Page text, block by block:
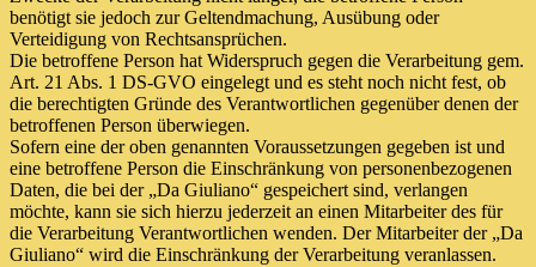
benötigt sie jedoch zur Geltendmachung, Ausübung oder
Verteidigung von Rechtsansprüchen.
Die betroffene Person hat Widerspruch gegen die Verarbeitung gem.
Art. 21 Abs. 1 DS-GVO eingelegt und es steht noch nicht fest, ob
die berechtigten Gründe des Verantwortlichen gegenüber denen der
betroffenen Person überwiegen.
Sofern eine der oben genannten Voraussetzungen gegeben ist und
eine betroffene Person die Einschränkung von personenbezogenen
Daten, die bei der „Da Giuliano“ gespeichert sind, verlangen
möchte, kann sie sich hierzu jederzeit an einen Mitarbeiter des für
die Verarbeitung Verantwortlichen wenden. Der Mitarbeiter der „Da
Giuliano“ wird die Einschränkung der Verarbeitung veranlassen.